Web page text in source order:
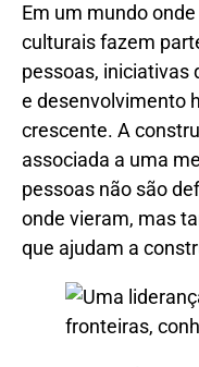
Em um mundo
culturais fazem
pessoas,
e desenvolvimento
crescente. A
associada a uma
pessoas não são
onde vieram, mas
que ajudam a